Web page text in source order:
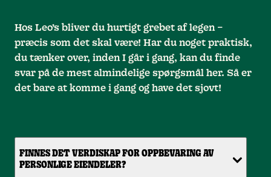
Hos Leo’s bliver du hurtigt grebet af legen –
præcis som det skal være! Har du noget praktisk,
du tænker over, inden I går i gang, kan du finde
svar på de mest almindelige spørgsmål her. Så er
det bare at komme i gang og have det sjovt!
FINNES DET VERDISKAP FOR OPPBEVARING AV
PERSONLIGE EIENDELER?